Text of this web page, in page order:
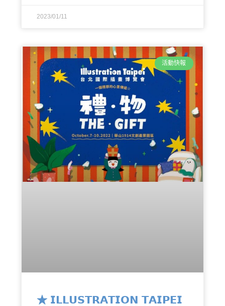
2023/01/11
活動快報
★ 𝗜𝗟𝗟𝗨𝗦𝗧𝗥𝗔𝗧𝗜𝗢𝗡 𝗧𝗔𝗜𝗣𝗘𝗜